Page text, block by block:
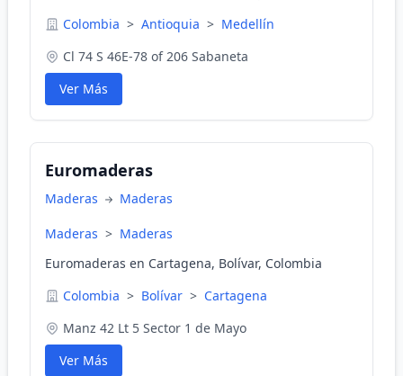
Colombia > Antioquia > Medellín
Cl 74 S 46E-78 of 206 Sabaneta
Ver Más
Euromaderas
Maderas Maderas
Maderas > Maderas
Euromaderas en Cartagena, Bolívar, Colombia
Colombia > Bolívar > Cartagena
Manz 42 Lt 5 Sector 1 de Mayo
Ver Más